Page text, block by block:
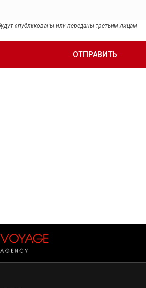
опубликованы или переданы третьим лицам
ОТПРАВИТЬ